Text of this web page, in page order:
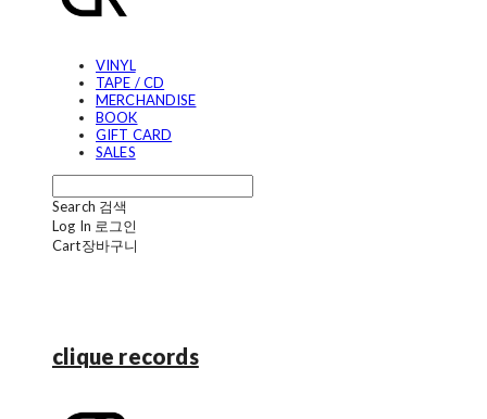
VINYL
TAPE / CD
MERCHANDISE
BOOK
GIFT CARD
SALES
Search 검색
Log In 로그인
Cart장바구니
clique records